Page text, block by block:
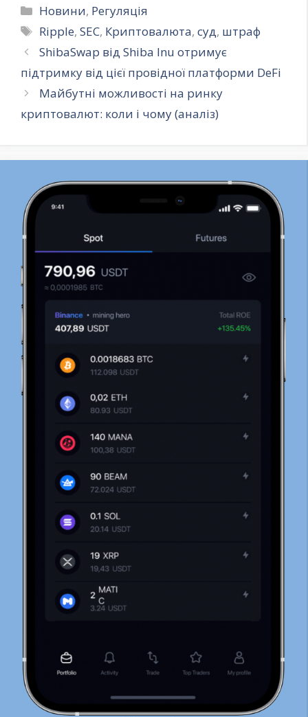
Категорії
Новини, Регуляція
Позначки
Ripple,SEC, Криптовалюта,суд, штраф
ShibaSwap від Shiba Inu отримує
підтримку від цієї провідної платформи DeFi
Майбутні можливості на ринку
криптовалют: коли і чому (аналіз)